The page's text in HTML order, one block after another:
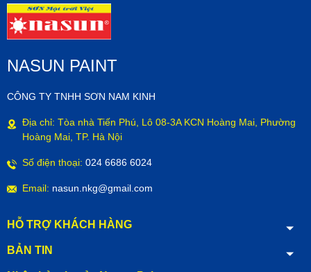
NASUN PAINT
CÔNG TY TNHH SƠN NAM KINH
Địa chỉ: Tòa nhà Tiến Phú, Lô 08-3A KCN Hoàng Mai, Phường
Hoàng Mai, TP. Hà Nội
Số điện thoại: 024 6686 6024
Email: nasun.nkg@gmail.com
HỖ TRỢ KHÁCH HÀNG
BẢN TIN